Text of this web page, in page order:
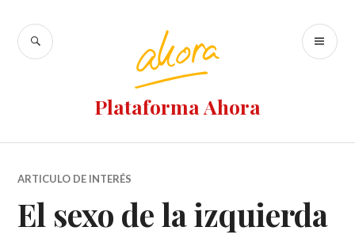
contenido
Plataforma Ahora
BUSCAR
ARTICULO DE INTERÉS
El sexo de la izquierda